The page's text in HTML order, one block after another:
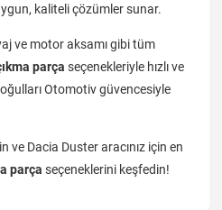
kaliteli çözümler sunar.
ve motor aksamı gibi tüm
parça seçenekleriyle hızlı ve
Otomotiv güvencesiyle
ve Dacia Duster aracınız için en
parça seçeneklerini keşfedin!